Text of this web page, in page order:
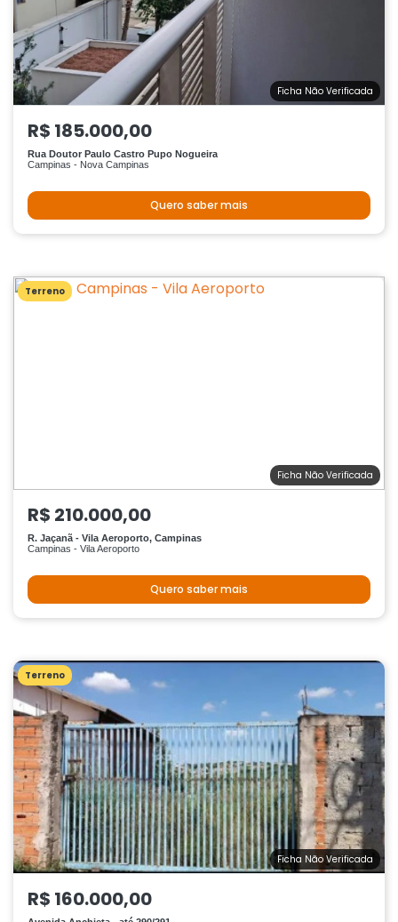
Ficha Não Verificada
R$ 185.000,00
Rua Doutor Paulo Castro Pupo Nogueira
Campinas - Nova Campinas
Quero saber mais
Terreno
Ficha Não Verificada
R$ 210.000,00
R. Jaçanã - Vila Aeroporto, Campinas
Campinas - Vila Aeroporto
Quero saber mais
Terreno
Ficha Não Verificada
R$ 160.000,00